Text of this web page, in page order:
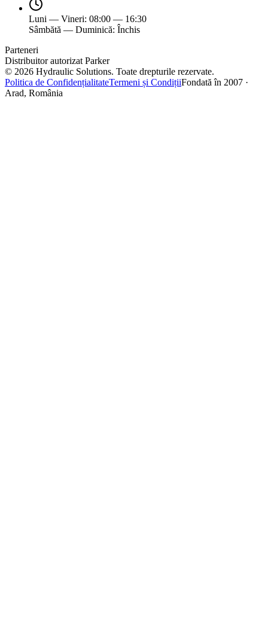
Luni — Vineri: 08:00 — 16:30
Sâmbătă — Duminică: Închis
Parteneri
Distribuitor autorizat Parker
© 2026 Hydraulic Solutions. Toate drepturile rezervate.
Politica de ConfidențialitateTermeni și CondițiiFondată în 2007 ·
Arad, România